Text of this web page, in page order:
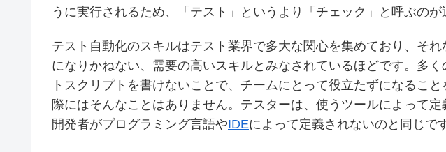
うに実行されるため、「テスト」というより「チェック」と呼ぶのが
テスト自動化のスキルはテスト業界で多大な関心を集めており、そ
になりかねない、需要の高いスキルとみなされているほどです。多
トスクリプトを書けないことで、チームにとって役立たずになるこ
際にはそんなことはありません。テスターは、使うツールによって定
開発者がプログラミング言語やIDEによって定義されないのと同じで